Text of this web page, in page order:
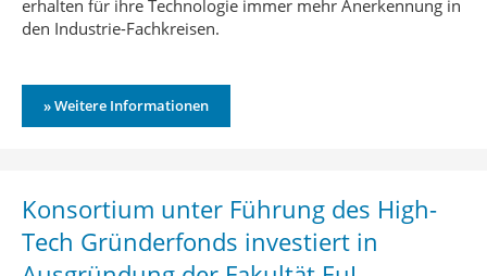
erhalten für ihre Technologie immer mehr Anerkennung in
den Industrie-Fachkreisen.
» Weitere Informationen
Konsortium unter Führung des High-
Tech Gründerfonds investiert in